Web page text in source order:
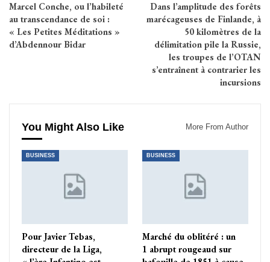
Marcel Conche, ou l’habileté
au transcendance de soi :
« Les Petites Méditations »
d’Abdennour Bidar
Dans l’amplitude des forêts
marécageuses de Finlande, à
50 kilomètres de la
délimitation pile la Russie,
les troupes de l’OTAN
s’entraînent à contrarier les
incursions
You Might Also Like More From Author
BUSINESS
Pour Javier Tebas,
directeur de la Liga,
BUSINESS
Marché du oblitéré : un
1 abrupt rougeaud sur